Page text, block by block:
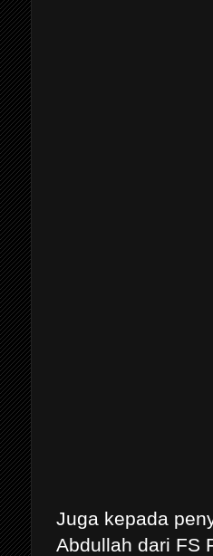
Juga kepada
Abdullah dari FS